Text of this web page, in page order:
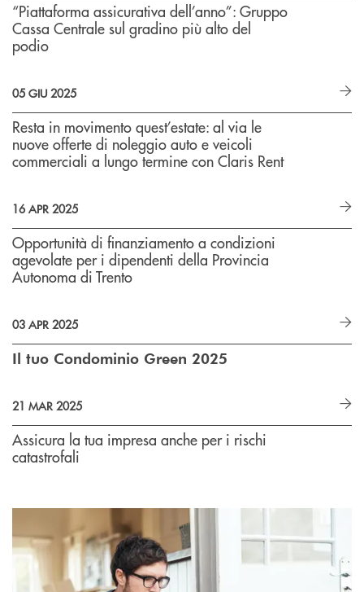
“Piattaforma assicurativa dell’anno”: Gruppo
Cassa Centrale sul gradino più alto del
podio
05 GIU 2025
Resta in movimento quest’estate: al via le
nuove offerte di noleggio auto e veicoli
commerciali a lungo termine con Claris Rent
16 APR 2025
Opportunità di finanziamento a condizioni
agevolate per i dipendenti della Provincia
Autonoma di Trento
03 APR 2025
Il tuo Condominio Green 2025
21 MAR 2025
Assicura la tua impresa anche per i rischi
catastrofali